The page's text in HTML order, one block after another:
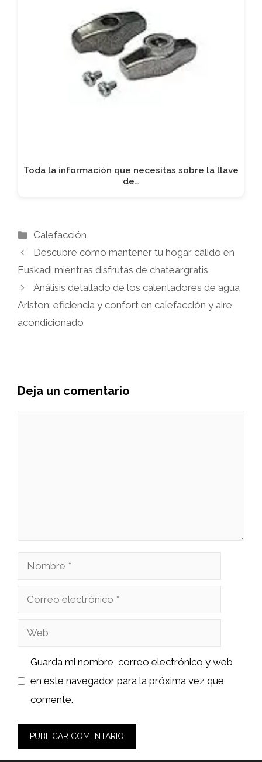
Toda la información que necesitas sobre la llave
de…
Categorías
Calefacción
Descubre cómo mantener tu hogar cálido en
Euskadi mientras disfrutas de chateargratis
Análisis detallado de los calentadores de agua
Ariston: eficiencia y confort en calefacción y aire
acondicionado
Deja un comentario
Nombre
Correo
Web
Guarda mi nombre, correo electrónico y web
en este navegador para la próxima vez que
comente.